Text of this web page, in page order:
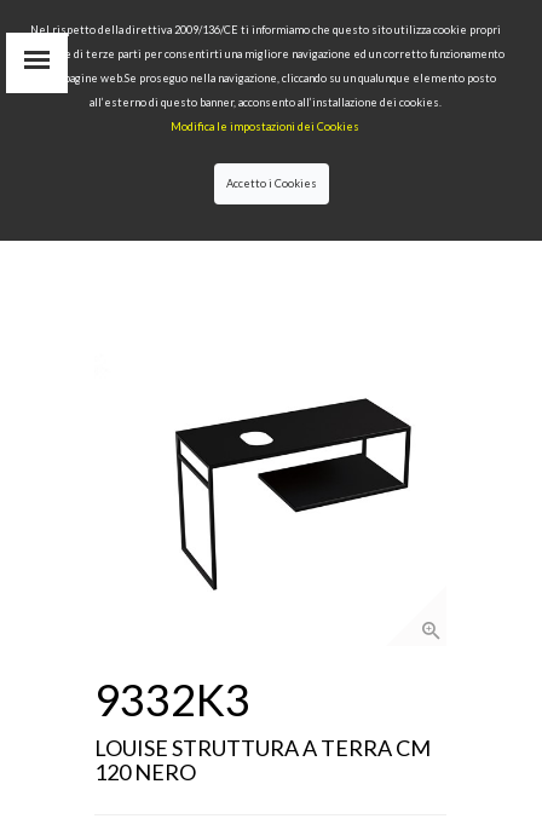
Area Riservata
COLLEZIONI >> THELMA &
9332K3
LOUISE STRUTTURA A TERRA CM
120 NERO
Nel rispetto della direttiva 2009/136/CE ti informiamo che questo sito utilizza cookie propri
tecnici e di terze parti per consentirti una migliore navigazione ed un corretto funzionamento
delle pagine web.Se proseguo nella navigazione, cliccando su un qualunque elemento posto
all’esterno di questo banner, acconsento all’installazione dei cookies.
Modifica le impostazioni dei Cookies
Accetto i Cookies